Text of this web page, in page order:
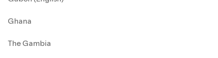
Ghana
The Gambia